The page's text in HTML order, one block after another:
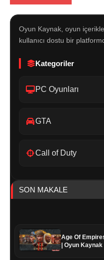
Oyun Kaynak, oyun
kullanıcı dostu bir
Kategoriler
PC Oyunları
GTA
Call of Duty
SON MAKALE
Age Of
| Oyun Kaynak